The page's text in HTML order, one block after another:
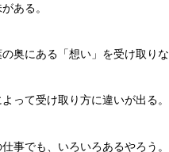
ある。
奥にある「想い」を受け取りな
って受け取り方に違いが出る。
事でも、いろいろあるやろう。